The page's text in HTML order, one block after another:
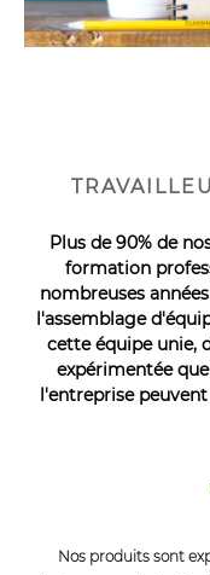
Plus de 90% de
formation
nombreuses
l'assemblage
cette équipe unie,
expérimentée
l'entreprise
Nos produits sont